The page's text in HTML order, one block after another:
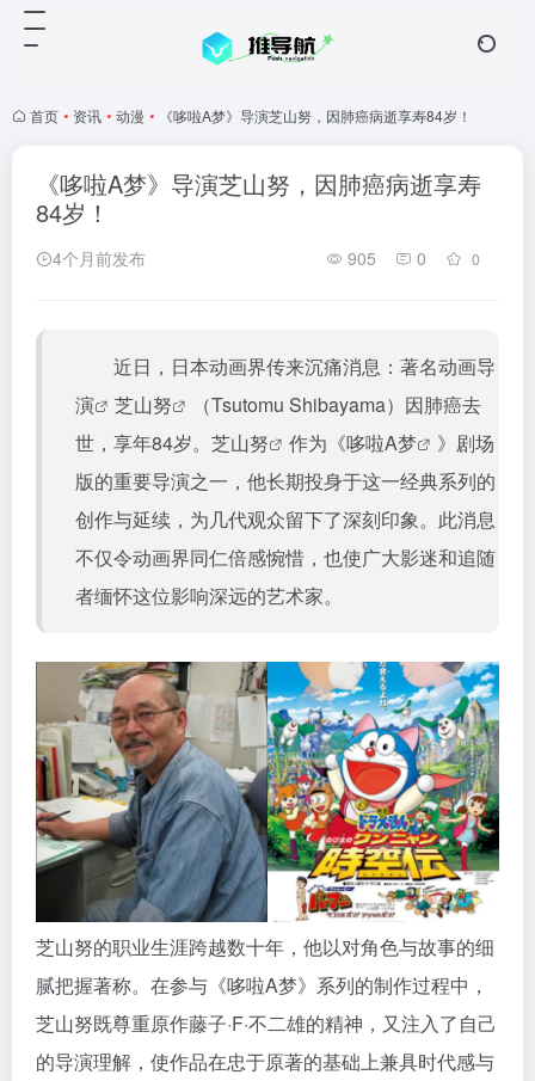
首页 • 资讯 • 动漫 • 《哆啦A梦》导演芝山努，因肺癌病逝享寿84岁！
《哆啦A梦》导演芝山努，因肺癌病逝享寿
84岁！
4个月前发布 905 0 0
近日，日本动画界传来沉痛消息：著名动画导
演
芝山努
（Tsutomu Shibayama）因肺癌去
世，享年84岁。 芝山努 作为《哆啦A梦
》剧场
版的重要导演之一，他长期投身于这一经典系列的
创作与延续，为几代观众留下了深刻印象。此消息
不仅令动画界同仁倍感惋惜，也使广大影迷和追随
者缅怀这位影响深远的艺术家。
芝山努的职业生涯跨越数十年，他以对角色与故事的细
腻把握著称。在参与《哆啦A梦》系列的制作过程中，
芝山努既尊重原作藤子·F·不二雄的精神，又注入了自己
的导演理解，使作品在忠于原著的基础上兼具时代感与